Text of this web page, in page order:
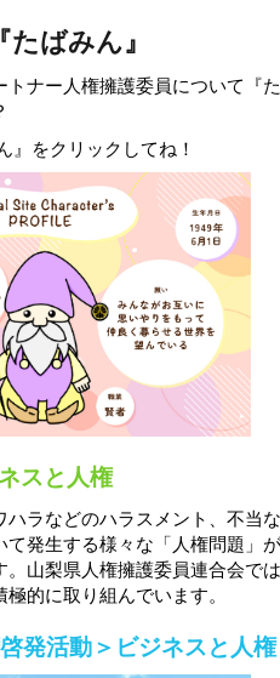
ばみん』
トナー人権擁護委員について『
』をクリックしてね！
スと人権
ハラなどのハラスメント、不当
て発生する様々な「人権問題」
。山梨県人権擁護委員連合会で
的に取り組んでいます。
発活動＞ビジネスと人権